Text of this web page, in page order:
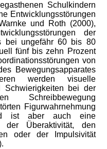
Schulkindern
Entwicklungsstörungen
und Roth (2000),
der
bei ungefähr 60 bis 80
fünf bis zehn Prozent
von
Bewegungsapparates
werden visuelle
bei der
Schreibbewegung
Figurwahrnehmung
ist aber auch eine
der Überaktivität, den
oder der Impulsivität